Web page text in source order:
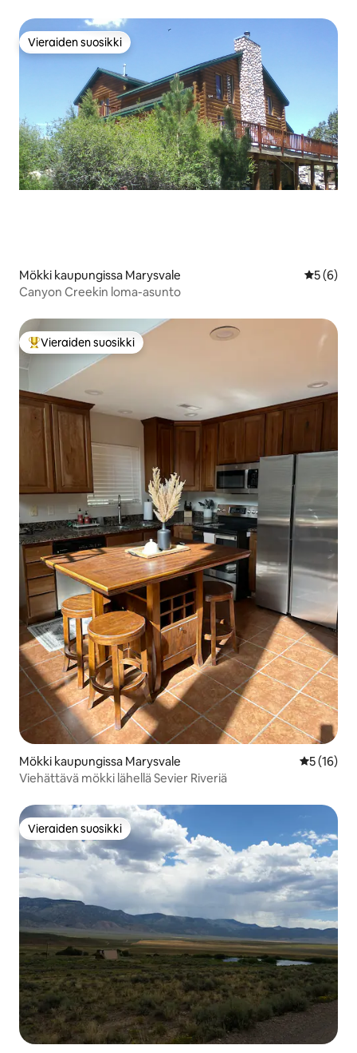
Vieraiden suosikki
Vieraiden suosikki
Mökki kaupungissa Marysvale
5 (6)
Canyon Creekin loma-asunto
Vieraiden suosikkien parhaimmistoa
Vieraiden suosikki
Mökki kaupungissa Marysvale
5 (16)
Viehättävä mökki lähellä Sevier Riveriä
Vieraiden suosikki
Vieraiden suosikki